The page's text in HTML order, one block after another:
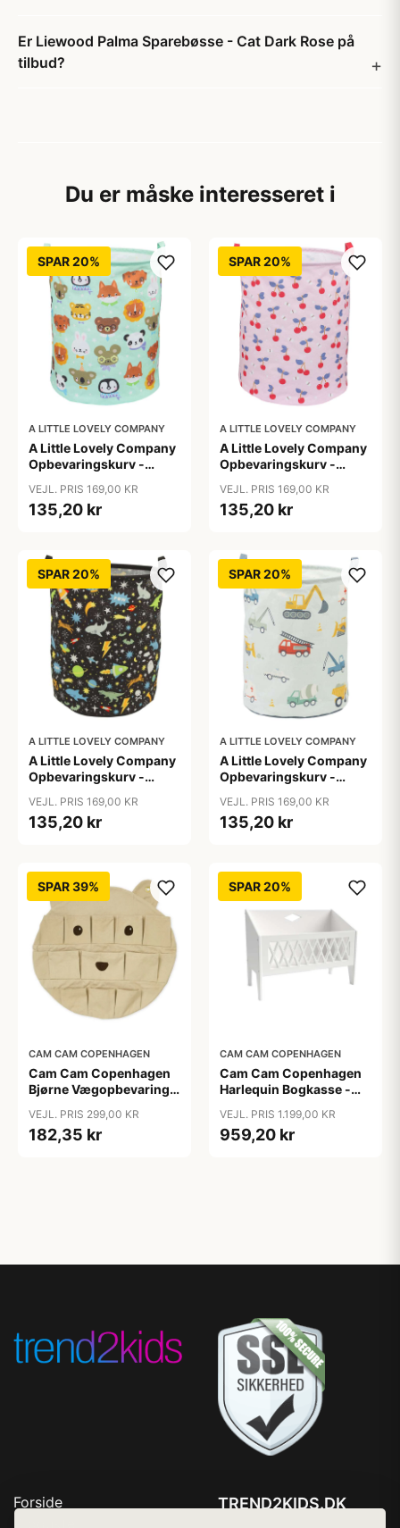
Er Liewood Palma Sparebøsse - Cat Dark Rose på
tilbud?
Du er måske interesseret i
SPAR 20%
A LITTLE LOVELY COMPANY
A Little Lovely Company
Opbevaringskurv -
VEJL. PRIS 169,00 KR
135,20 kr
SPAR 20%
A LITTLE LOVELY COMPANY
A Little Lovely Company
Opbevaringskurv -
VEJL. PRIS 169,00 KR
135,20 kr
SPAR 20%
A LITTLE LOVELY COMPANY
A Little Lovely Company
Opbevaringskurv -
VEJL. PRIS 169,00 KR
135,20 kr
SPAR 20%
A LITTLE LOVELY COMPANY
A Little Lovely Company
Opbevaringskurv -
VEJL. PRIS 169,00 KR
135,20 kr
SPAR 39%
CAM CAM COPENHAGEN
Cam Cam Copenhagen
Bjørne Vægopbevaring -
VEJL. PRIS 299,00 KR
182,35 kr
SPAR 20%
CAM CAM COPENHAGEN
Cam Cam Copenhagen
Harlequin Bogkasse -
VEJL. PRIS 1.199,00 KR
959,20 kr
Forside
TREND2KIDS.DK